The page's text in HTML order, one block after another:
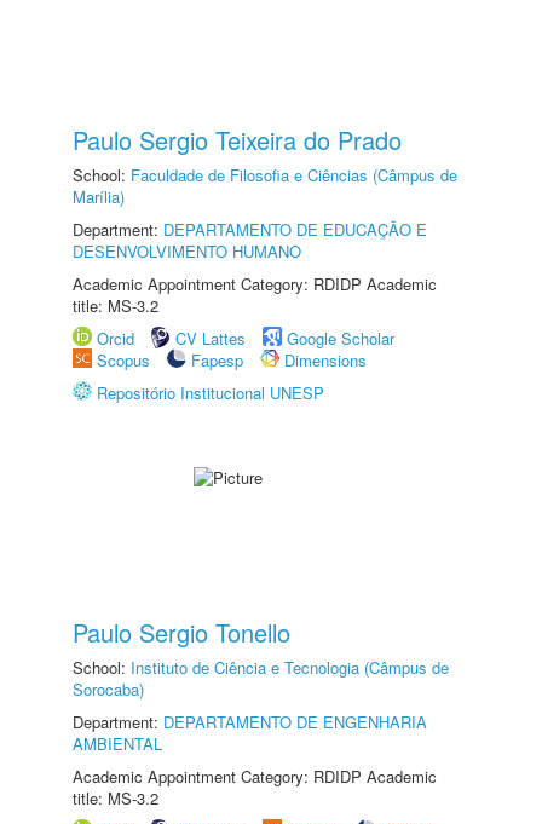
Paulo Sergio Teixeira do Prado
School: Faculdade de Filosofia e Ciências (Câmpus de
Marília)
Department: DEPARTAMENTO DE EDUCAÇÃO E
DESENVOLVIMENTO HUMANO
Academic Appointment Category: RDIDP Academic
title: MS-3.2
Orcid
CV Lattes
Google Scholar
Scopus
Fapesp
Dimensions
Repositório Institucional UNESP
Paulo Sergio Tonello
School: Instituto de Ciência e Tecnologia (Câmpus de
Sorocaba)
Department: DEPARTAMENTO DE ENGENHARIA
AMBIENTAL
Academic Appointment Category: RDIDP Academic
title: MS-3.2